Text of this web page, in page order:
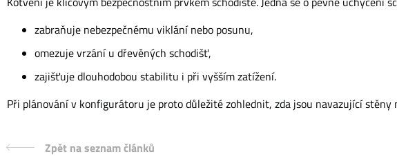
zabraňuje nebezpečnému viklání nebo posunu,
omezuje vrzání u dřevěných schodišť,
zajišťuje dlouhodobou stabilitu i při vyšším zatížení.
Při plánování v konfigurátoru je proto důležité zohlednit, zda jsou navazující
Zpět na seznam článků